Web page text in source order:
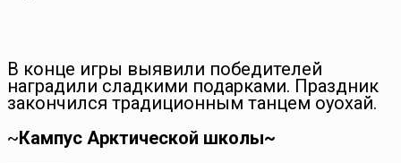
В конце игры выявили победителей
наградили сладкими подарками. Праздник
закончился традиционным танцем оһуохай.
~Кампус Арктической школы~